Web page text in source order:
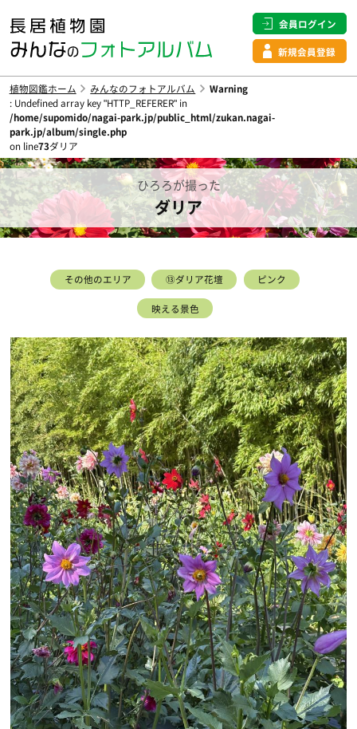
会員ログイン
新規会員登録
植物図鑑ホーム みんなのフォトアルバム
Warning
: Undefined array key "HTTP_REFERER" in
/home/supomido/nagai-park.jp/public_html/zukan.nagai-
park.jp/album/single.php
on line73ダリア
ひろろが撮った
ダリア
その他のエリア ⑬ダリア花壇 ピンク
映える景色